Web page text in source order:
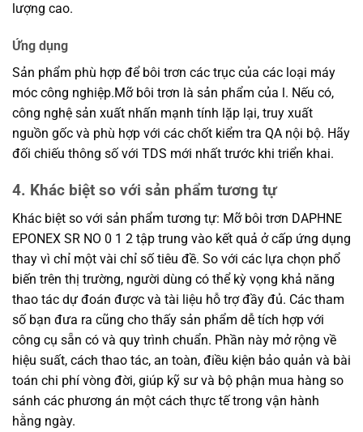
lượng cao.
Ứng dụng
Sản phẩm phù hợp để bôi trơn các trục của các loại máy
móc công nghiệp.Mỡ bôi trơn là sản phẩm của l. Nếu có,
công nghệ sản xuất nhấn mạnh tính lặp lại, truy xuất
nguồn gốc và phù hợp với các chốt kiểm tra QA nội bộ. Hãy
đối chiếu thông số với TDS mới nhất trước khi triển khai.
4. Khác biệt so với sản phẩm tương tự
Khác biệt so với sản phẩm tương tự: Mỡ bôi trơn DAPHNE
EPONEX SR NO 0 1 2 tập trung vào kết quả ở cấp ứng dụng
thay vì chỉ một vài chỉ số tiêu đề. So với các lựa chọn phổ
biến trên thị trường, người dùng có thể kỳ vọng khả năng
thao tác dự đoán được và tài liệu hỗ trợ đầy đủ. Các tham
số bạn đưa ra cũng cho thấy sản phẩm dễ tích hợp với
công cụ sẵn có và quy trình chuẩn. Phần này mở rộng về
hiệu suất, cách thao tác, an toàn, điều kiện bảo quản và bài
toán chi phí vòng đời, giúp kỹ sư và bộ phận mua hàng so
sánh các phương án một cách thực tế trong vận hành
hằng ngày.